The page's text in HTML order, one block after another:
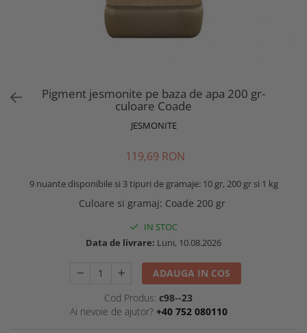
Pigment jesmonite pe baza de apa 200 gr-
culoare Coade
JESMONITE
119,69 RON
9 nuante disponibile si 3 tipuri de gramaje: 10 gr, 200 gr si 1 kg
Culoare si gramaj: Coade 200 gr
IN STOC
Data de livrare: Luni, 10.08.2026
ADAUGA IN COS
Cod Produs: c98--23
Ai nevoie de ajutor? +40 752 080110